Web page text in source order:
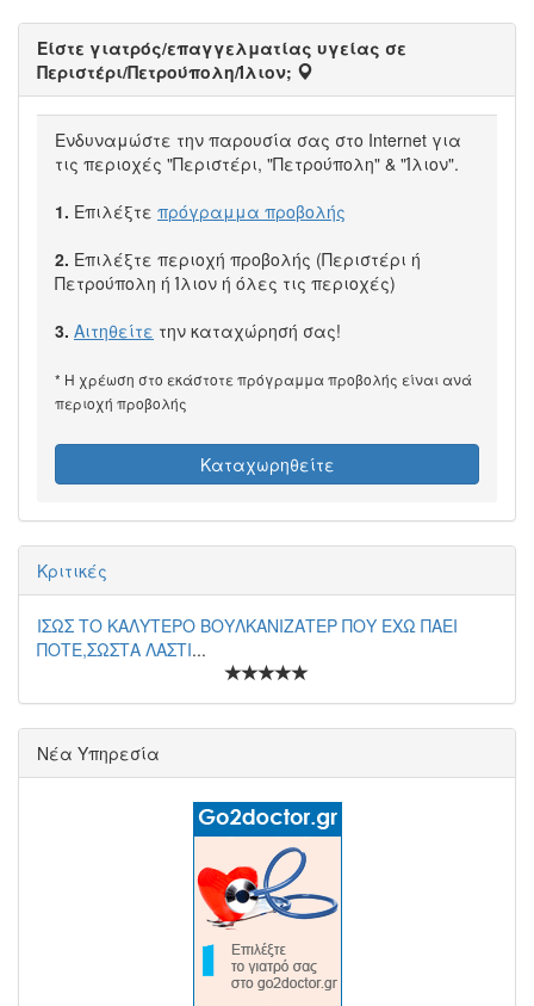
Είστε γιατρός/επαγγελματίας υγείας σε
Περιστέρι/Πετρούπολη/Ίλιον;
Ενδυναμώστε την παρουσία σας στο Internet για
τις περιοχές "Περιστέρι, "Πετρούπολη" & "Ίλιον".
1. Επιλέξτε πρόγραμμα προβολής
2. Επιλέξτε περιοχή προβολής (Περιστέρι ή
Πετρούπολη ή Ίλιον ή όλες τις περιοχές)
3. Αιτηθείτε την καταχώρησή σας!
* Η χρέωση στο εκάστοτε πρόγραμμα προβολής είναι ανά
περιοχή προβολής
Καταχωρηθείτε
Κριτικές
ΙΣΩΣ ΤΟ ΚΑΛΥΤΕΡΟ ΒΟΥΛΚΑΝΙΖΑΤΕΡ ΠΟΥ ΕΧΩ ΠΑΕΙ
ΠΟΤΕ,ΣΩΣΤΑ ΛΑΣΤΙ...
Νέα Υπηρεσία